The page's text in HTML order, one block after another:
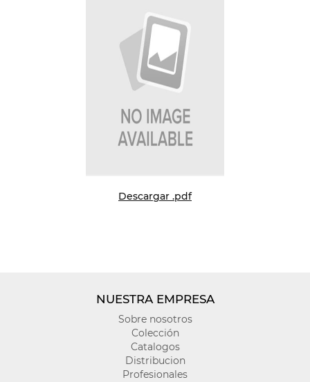
Descargar .pdf
NUESTRA EMPRESA
Sobre nosotros
Colección
Catalogos
Distribucion
Profesionales